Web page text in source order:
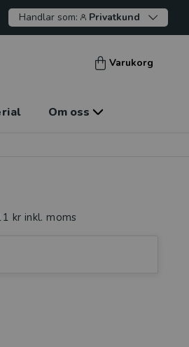
Handlar som: Privatkund
Varukorg
Om oss
kr inkl. moms